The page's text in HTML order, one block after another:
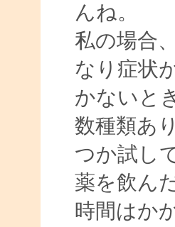
んね。
私の場合
なり症状
かないと
数種類あ
つか試し
薬を飲ん
時間はか